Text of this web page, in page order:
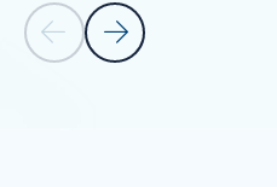
Diapositivo Anterior
Diapositivo Seguinte